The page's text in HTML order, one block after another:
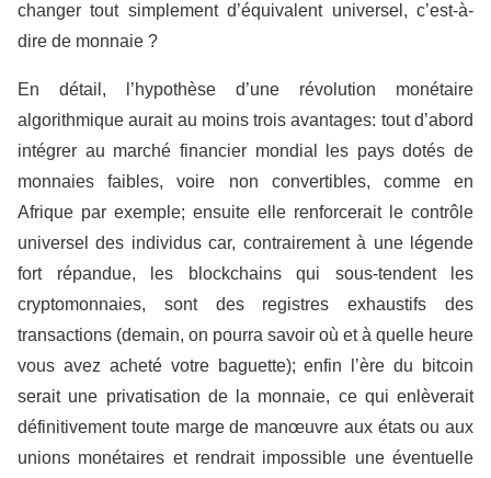
changer tout simplement d’équivalent universel, c’est-à-
dire de monnaie ?
En détail, l’hypothèse d’une révolution monétaire
algorithmique aurait au moins trois avantages: tout d’abord
intégrer au marché financier mondial les pays dotés de
monnaies faibles, voire non convertibles, comme en
Afrique par exemple; ensuite elle renforcerait le contrôle
universel des individus car, contrairement à une légende
fort répandue, les blockchains qui sous-tendent les
cryptomonnaies, sont des registres exhaustifs des
transactions (demain, on pourra savoir où et à quelle heure
vous avez acheté votre baguette); enfin l’ère du bitcoin
serait une privatisation de la monnaie, ce qui enlèverait
définitivement toute marge de manœuvre aux états ou aux
unions monétaires et rendrait impossible une éventuelle